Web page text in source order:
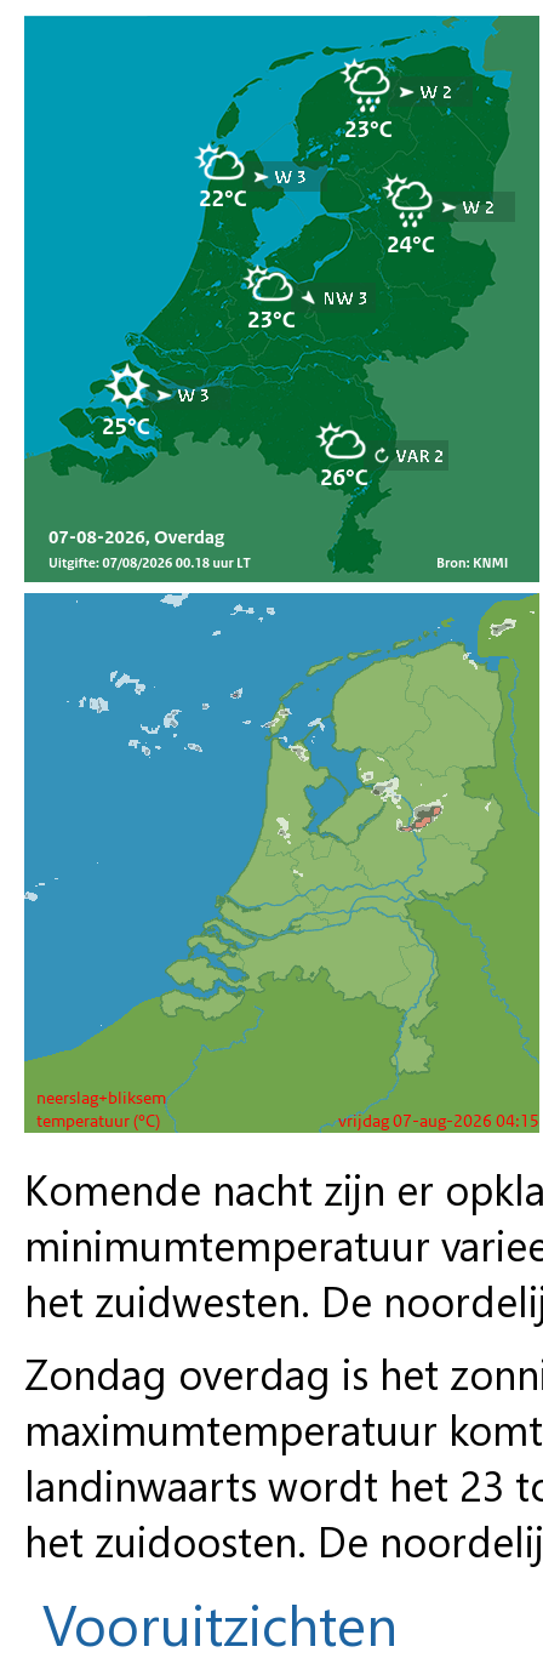
Komende nacht zijn er
minimumtemperatuur
het zuidwesten. De
Zondag overdag is het
maximumtemperatuur
landinwaarts wordt het 23
het zuidoosten. De
Vooruitzichten